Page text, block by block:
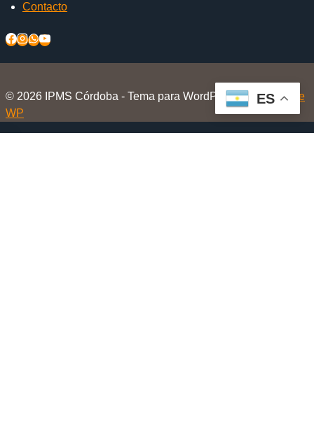
Contacto
© 2026 IPMS Córdoba - Tema para WordPress porKadence
WP
ES